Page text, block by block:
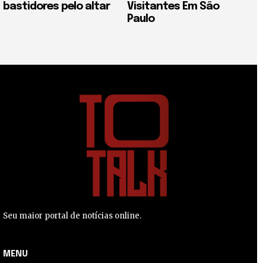
bastidores pelo altar
Visitantes Em São
Paulo
Seu maior portal de notícias online.
MENU